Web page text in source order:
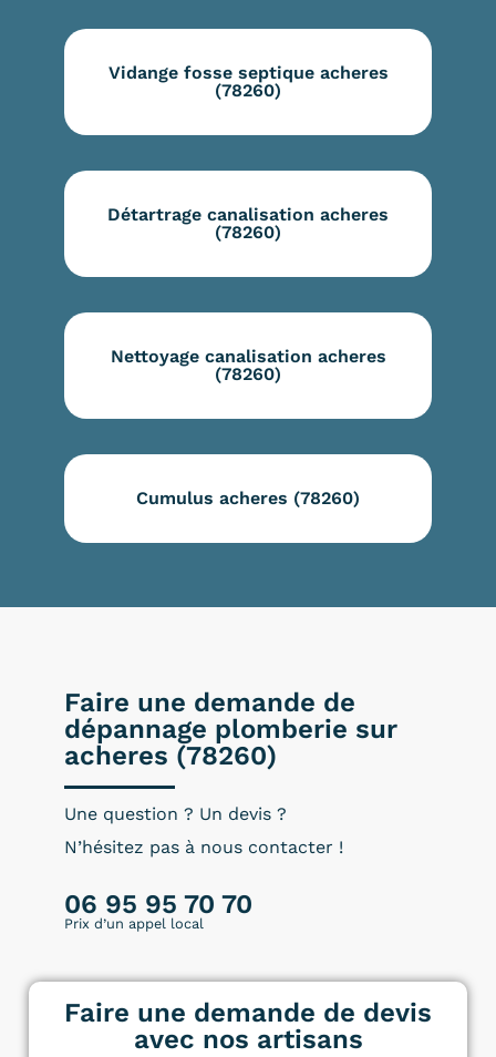
Vidange fosse septique acheres
(78260)
Détartrage canalisation acheres
(78260)
Nettoyage canalisation acheres
(78260)
Cumulus acheres (78260)
Faire une demande de
dépannage plomberie sur
acheres (78260)
Une question ? Un devis ?
N’hésitez pas à nous contacter !
06 95 95 70 70
Prix d’un appel local
Faire une demande de devis
avec nos artisans